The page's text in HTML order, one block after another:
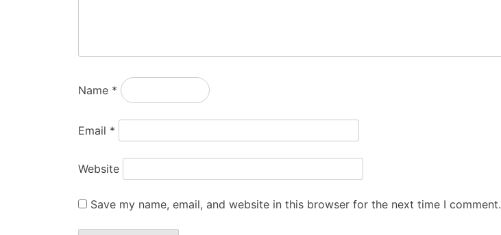
Name *
Email *
Website
Save my name, email, and website in this browser for the next time I comment.